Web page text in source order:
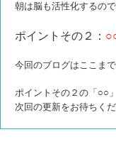
朝は脳も活性化するの
ポイントその２：
今回のブログはここまで
ポイントその２の「○○
次回の更新をお待ちくだ